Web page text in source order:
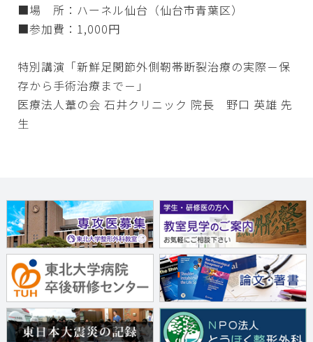
■場 所：ハーネル仙台（仙台市青葉区）
■参加費：1,000円
特別講演「新鮮足関節外側靭帯断裂治療の実際－保
存から手術治療まで－」
医療法人葦の会 石井クリニック 院長 野口 英雄 先
生